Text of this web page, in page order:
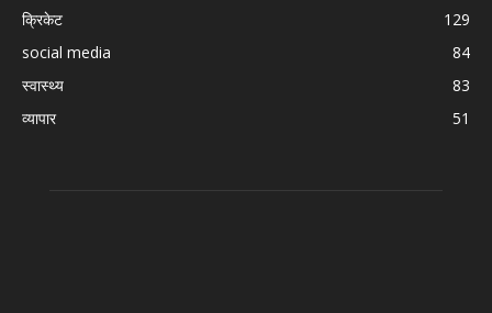
क्रिकेट
129
social media
84
स्वास्थ्य
83
व्यापार
51